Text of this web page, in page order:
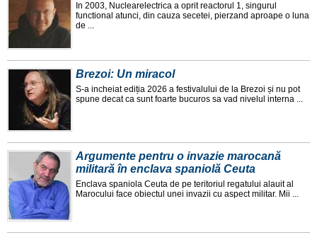
In 2003, Nuclearelectrica a oprit reactorul 1, singurul
functional atunci, din cauza secetei, pierzand aproape o luna
de ...
Brezoi: Un miracol
S-a incheiat ediția 2026 a festivalului de la Brezoi și nu pot
spune decat ca sunt foarte bucuros sa vad nivelul interna ...
Argumente pentru o invazie marocană
militară în enclava spaniolă Ceuta
Enclava spaniola Ceuta de pe teritoriul regatului alauit al
Marocului face obiectul unei invazii cu aspect militar. Mii ...